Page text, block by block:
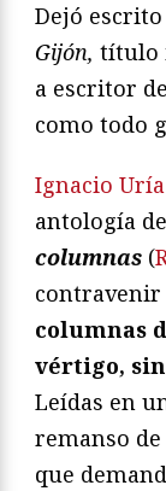
Dejó
Gijón, título
a escritor
como todo
Ignacio Uría
antología
columnas (
columnas
vértigo,
Leídas en
remanso
que